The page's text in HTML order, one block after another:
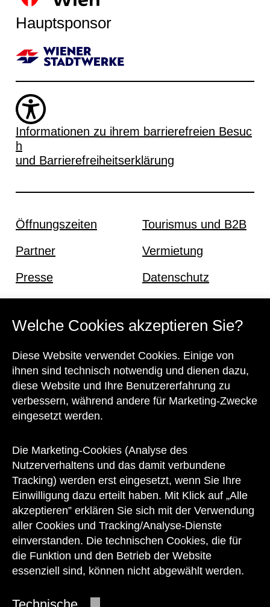
Welche Cookies akzeptieren Sie?
Diese Website verwendet Cookies. Einige von
ihnen sind technisch notwendig und dienen dazu,
diese Website und Ihre Benutzererfahrung zu
verbessern, während andere für Marketing-Zwecke
eingesetzt werden.
Die Marketing-Cookies (Analyse des
Nutzerverhaltens und das damit verbundene
Tracking) werden erst eingesetzt, wenn Sie Ihre
Einwilligung dazu erteilt haben. Mit Klick auf „Alle
akzeptieren” erklären Sie sich mit der Verwendung
aller Cookies und Tracking/Analyse-Dienste
einverstanden. Die technischen Cookies, die für
die Funktion und den Betrieb der Website
essenziell sind, können nicht abgewählt werden.
Hauptsponsor
Informationen zu ihrem barrierefreien Besuc
h
und Barrierefreiheitserklärung
Öffnungszeiten
Partner
Presse
Tourismus und B2B
Vermietung
Datenschutz
Kontakt
zu den Öffnungszeiten des Museums
auch telefonisch zur Verfügung:
+43 1 505 87 47 85173
service@wienmuseum.at